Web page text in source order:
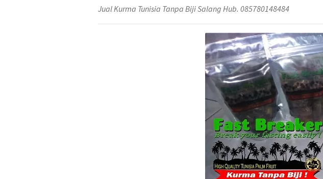
Jual Kurma Tunisia Tanpa Biji Salang Hub. 085780148484